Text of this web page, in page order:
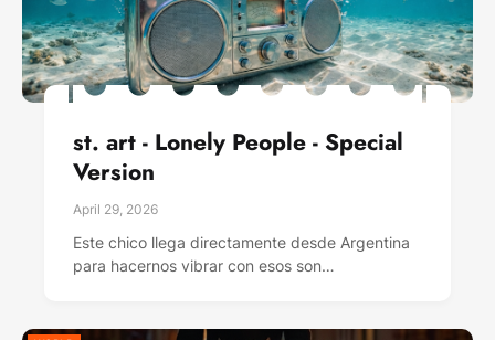
st. art - Lonely People - Special
Version
April 29, 2026
Este chico llega directamente desde Argentina
para hacernos vibrar con esos son…